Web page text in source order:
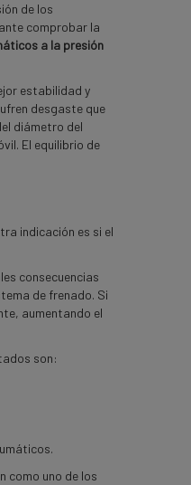
de los
comprobar la
a la presión
estabilidad y
desgaste que
diámetro del
El equilibrio de
indicación es si el
consecuencias
de frenado. Si
aumentando el
son:
como uno de los